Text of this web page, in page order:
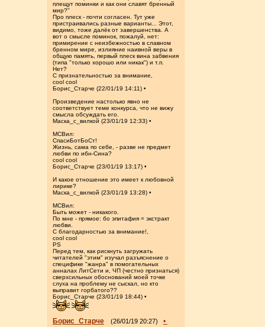
плещут поминки и как они славят бренный
мир?"
Про плеск - почти согласен. Тут уже
пристраивались разные варианты... Этот,
видимо, тоже далёк от завершенства. А
вот о смысле поминок, пожалуй, нет:
примирение с неизбежностью в славном
бренном мире, излияние наивной веры в
общую память, первый плеск вина забвения
(типа "только хорошо или никак") и т.п.
Нет?
С признательностью за внимание,
cool cool
Борис_Старче (22/01/19 14:11) •
Произведение настолько явно не
соответствует теме конкурса, что не вижу
смысла обсуждать его.
Маска_с_вилкой (23/01/19 12:33) •
МСВил:
СпасиБотБоСт!
Жизнь, сама по себе, - разве не предмет
любви по ибн-Сина?
cool cool
Борис_Старче (23/01/19 13:17) •
И какое отношение это имеет к любовной
лирике?
Маска_с_вилкой (23/01/19 13:28) •
МСВил:
Быть может - никакого.
По мне - прямое: бо эпитафия = экстракт
любви.
С благодарностью за внимание!,
cool cool
PS
Перед тем, как рискнуть загружать
читателей "этим" изучал разъяснение о
специфике "жанра" в помогательных
анналах ЛитСети и, ЧП (честно признаться)
сверхсильных обоснований моей точке
слуха на проблему не сыскал, но кто
выправит горбатого??
Борис_Старче (23/01/19 18:44) •
Борис_Старче (26/01/19 20:27) •